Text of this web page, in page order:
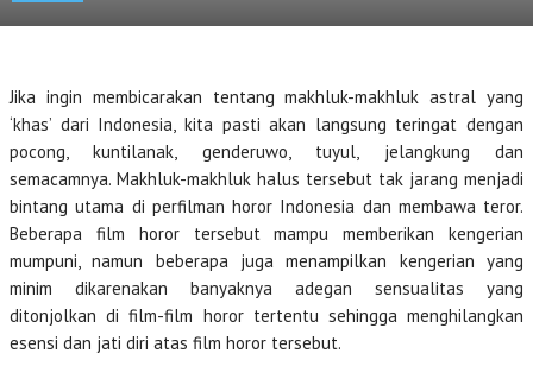
Jika ingin membicarakan tentang makhluk-makhluk astral yang
‘khas’ dari Indonesia, kita pasti akan langsung teringat dengan
pocong, kuntilanak, genderuwo, tuyul, jelangkung dan
semacamnya. Makhluk-makhluk halus tersebut tak jarang menjadi
bintang utama di perfilman horor Indonesia dan membawa teror.
Beberapa film horor tersebut mampu memberikan kengerian
mumpuni, namun beberapa juga menampilkan kengerian yang
minim dikarenakan banyaknya adegan sensualitas yang
ditonjolkan di film-film horor tertentu sehingga menghilangkan
esensi dan jati diri atas film horor tersebut.